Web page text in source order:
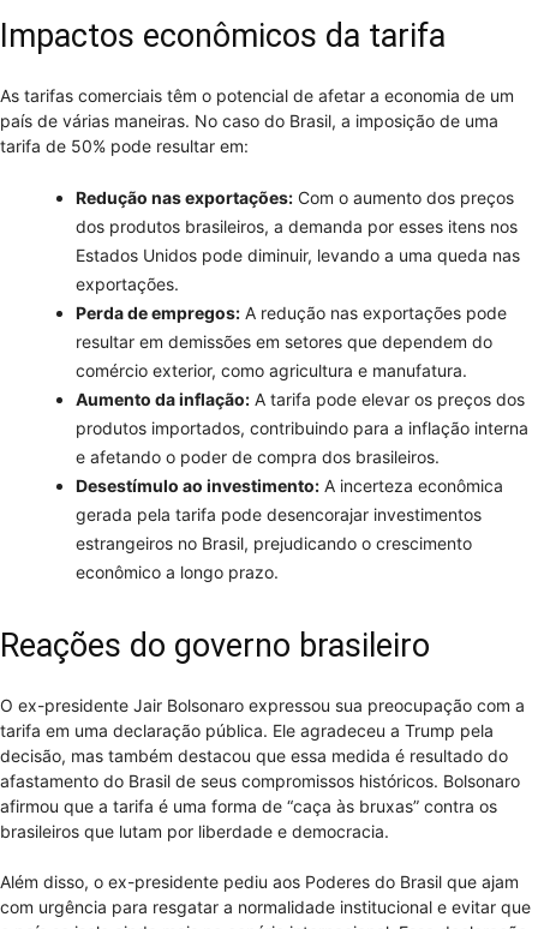
Impactos econômicos da tarifa
As tarifas comerciais têm o potencial de afetar a economia de um
país de várias maneiras. No caso do Brasil, a imposição de uma
tarifa de 50% pode resultar em:
Redução nas exportações: Com o aumento dos preços
dos produtos brasileiros, a demanda por esses itens nos
Estados Unidos pode diminuir, levando a uma queda nas
exportações.
Perda de empregos: A redução nas exportações pode
resultar em demissões em setores que dependem do
comércio exterior, como agricultura e manufatura.
Aumento da inflação: A tarifa pode elevar os preços dos
produtos importados, contribuindo para a inflação interna
e afetando o poder de compra dos brasileiros.
Desestímulo ao investimento: A incerteza econômica
gerada pela tarifa pode desencorajar investimentos
estrangeiros no Brasil, prejudicando o crescimento
econômico a longo prazo.
Reações do governo brasileiro
O ex-presidente Jair Bolsonaro expressou sua preocupação com a
tarifa em uma declaração pública. Ele agradeceu a Trump pela
decisão, mas também destacou que essa medida é resultado do
afastamento do Brasil de seus compromissos históricos. Bolsonaro
afirmou que a tarifa é uma forma de “caça às bruxas” contra os
brasileiros que lutam por liberdade e democracia.
Além disso, o ex-presidente pediu aos Poderes do Brasil que ajam
com urgência para resgatar a normalidade institucional e evitar que